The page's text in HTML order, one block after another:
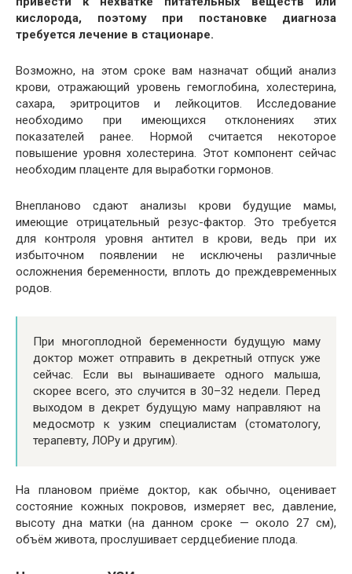
кислорода, поэтому при постановке диагноза
требуется лечение в стационаре.
Возможно, на этом сроке вам назначат общий анализ
крови, отражающий уровень гемоглобина, холестерина,
сахара, эритроцитов и лейкоцитов. Исследование
необходимо при имеющихся отклонениях этих
показателей ранее. Нормой считается некоторое
повышение уровня холестерина. Этот компонент сейчас
необходим плаценте для выработки гормонов.
Внепланово сдают анализы крови будущие мамы,
имеющие отрицательный резус-фактор. Это требуется
для контроля уровня антител в крови, ведь при их
избыточном появлении не исключены различные
осложнения беременности, вплоть до преждевременных
родов.
При многоплодной беременности будущую маму
доктор может отправить в декретный отпуск уже
сейчас. Если вы вынашиваете одного малыша,
скорее всего, это случится в 30–32 недели. Перед
выходом в декрет будущую маму направляют на
медосмотр к узким специалистам (стоматологу,
терапевту, ЛОРу и другим).
На плановом приёме доктор, как обычно, оценивает
состояние кожных покровов, измеряет вес, давление,
высоту дна матки (на данном сроке — около 27 см),
объём живота, прослушивает сердцебиение плода.